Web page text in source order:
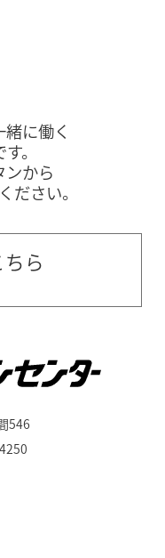
に働く
。
ンから
ださい。
ら
546